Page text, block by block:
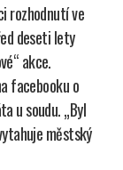
rozhodnutí ve
deseti lety
akce.
facebooku o
u soudu. „Byl
městský